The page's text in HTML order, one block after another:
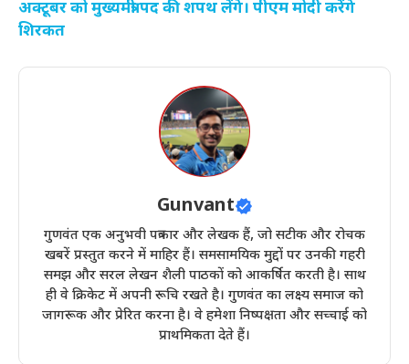
अक्टूबर को मुख्यमंत्री पद की शपथ लेंगे। पीएम मोदी करेंगे
शिरकत
Gunvant
गुणवंत एक अनुभवी पत्रकार और लेखक हैं, जो सटीक और रोचक
खबरें प्रस्तुत करने में माहिर हैं। समसामयिक मुद्दों पर उनकी गहरी
समझ और सरल लेखन शैली पाठकों को आकर्षित करती है। साथ
ही वे क्रिकेट में अपनी रूचि रखते है। गुणवंत का लक्ष्य समाज को
जागरूक और प्रेरित करना है। वे हमेशा निष्पक्षता और सच्चाई को
प्राथमिकता देते हैं।